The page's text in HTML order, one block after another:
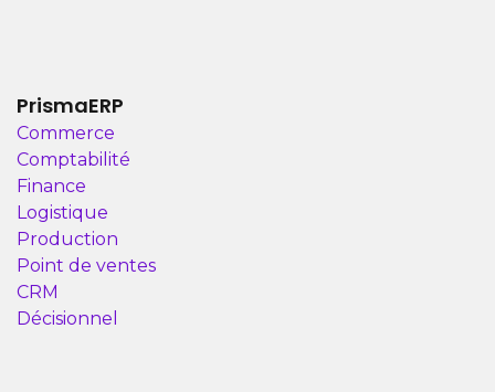
PrismaERP
Commerce
Comptabilité
Finance
Logistique
Production
Point de ventes
CRM
Décisionnel